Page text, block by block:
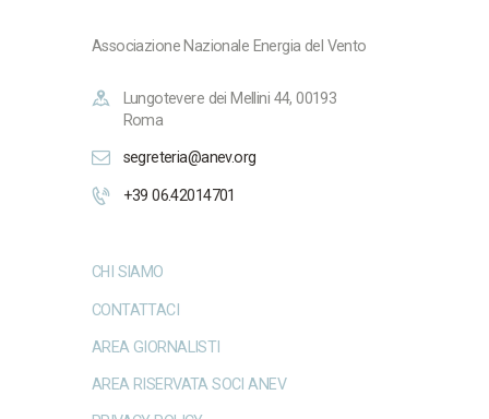
Associazione Nazionale Energia del Vento
Lungotevere dei Mellini 44, 00193
Roma
segreteria@anev.org
+39 06.42014701
CHI SIAMO
CONTATTACI
AREA GIORNALISTI
AREA RISERVATA SOCI ANEV